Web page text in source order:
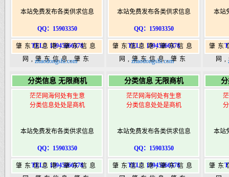
本站免费发布各类供求信息
QQ：15903350
TEL：15945066378
肇东信息港,肇东信息
网,肇东信息,肇东
港|www.zhaodongshi.com
zhaodongshi.com
本站免费发布各类供求信息
QQ：15903350
TEL：15945066378
肇东信息港,肇东信息
网,肇东信息,肇东
港|www.zhaodongshi.com
zhaodongshi.com
本站
肇东
网
港
分类信息 无限商机
茫茫网海何处有生意
分类信息处处是商机
本站免费发布各类供求信息
QQ：15903350
TEL：15945066378
肇东信息港,肇东信息
分类信息 无限商机
茫茫网海何处有生意
分类信息处处是商机
本站免费发布各类供求信息
QQ：15903350
TEL：15945066378
肇东信息港,肇东信息
本站
肇东